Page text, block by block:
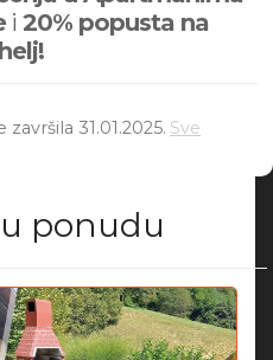
i 20% popusta na
završila 31.01.2025. Sve
ponudu